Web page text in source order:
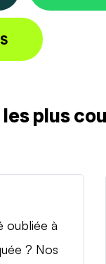
plus
oubliée à
? Nos